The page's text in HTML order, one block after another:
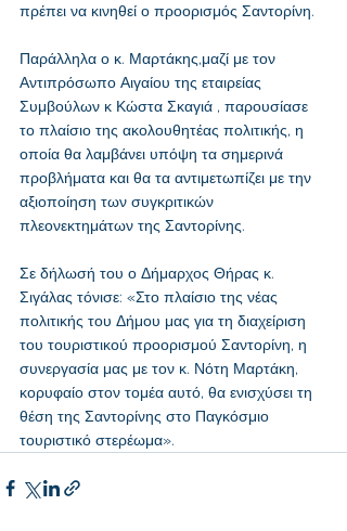
πρέπει να κινηθεί ο προορισμός Σαντορίνη.
Παράλληλα ο κ. Μαρτάκης,μαζί με τον
Αντιπρόσωπο Αιγαίου της εταιρείας
Συμβούλων κ Κώστα Σκαγιά , παρουσίασε
το πλαίσιο της ακολουθητέας πολιτικής, η
οποία θα λαμβάνει υπόψη τα σημερινά
προβλήματα και θα τα αντιμετωπίζει με την
αξιοποίηση των συγκριτικών
πλεονεκτημάτων της Σαντορίνης.
Σε δήλωσή του ο Δήμαρχος Θήρας κ.
Σιγάλας τόνισε: «Στο πλαίσιο της νέας
πολιτικής του Δήμου μας για τη διαχείριση
του τουριστικού προορισμού Σαντορίνη, η
συνεργασία μας με τον κ. Νότη Μαρτάκη,
κορυφαίο στον τομέα αυτό, θα ενισχύσει τη
θέση της Σαντορίνης στο Παγκόσμιο
τουριστικό στερέωμα».